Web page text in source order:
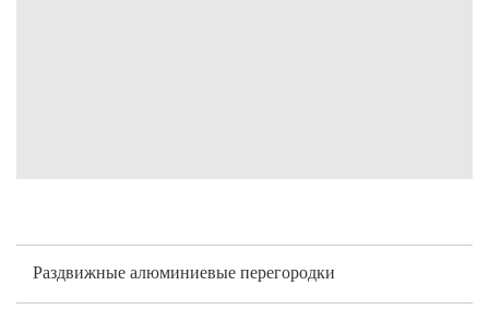
Раздвижные алюминиевые перегородки